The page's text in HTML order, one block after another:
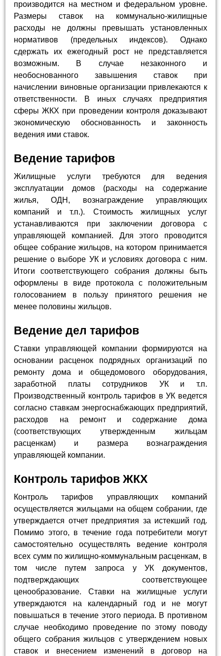
производится на местном и федеральном уровне.
Размеры ставок на коммунально-жилищные
расходы не должны превышать установленных
нормативов (предельных индексов). Однако
сдержать их ежегодный рост не представляется
возможным. В случае незаконного и
необоснованного завышения ставок при
начислении виновные организации привлекаются к
ответственности. В иных случаях предприятия
сферы ЖКХ при проведении контроля доказывают
экономическую обоснованность и законность
ведения ими ставок.
Ведение тарифов
Жилищные услуги требуются для ведения
эксплуатации домов (расходы на содержание
жилья, ОДН, вознаграждение управляющих
компаний и т.п.). Стоимость жилищных услуг
устанавливаются при заключении договора с
управляющей компанией. Для этого проводится
общее собрание жильцов, на котором принимается
решение о выборе УК и условиях договора с ним.
Итоги соответствующего собрания должны быть
оформлены в виде протокола с положительным
голосованием в пользу принятого решения не
менее половины жильцов.
Ведение дел тарифов
Ставки управляющей компании формируются на
основании расценок подрядных организаций по
ремонту дома и общедомового оборудования,
заработной платы сотрудников УК и т.п.
Производственный контроль тарифов в УК ведется
согласно ставкам энергоснабжающих предприятий,
расходов на ремонт и содержание дома
(соответствующих утвержденным жильцам
расценкам) и размера вознаграждения
управляющей компании.
Контроль тарифов ЖКХ
Контроль тарифов управляющих компаний
осуществляется жильцами на общем собрании, где
утверждается отчет предприятия за истекший год.
Помимо этого, в течение года потребители могут
самостоятельно осуществлять ведение контроля
всех сумм по жилищно-коммунальным расценкам, в
том числе путем запроса у УК документов,
подтверждающих соответствующее
ценообразование. Ставки на жилищные услуги
утверждаются на календарный год и не могут
повышаться в течение этого периода. В противном
случае необходимо проведение по этому поводу
общего собрания жильцов с утверждением новых
ставок и внесением изменений в договор на